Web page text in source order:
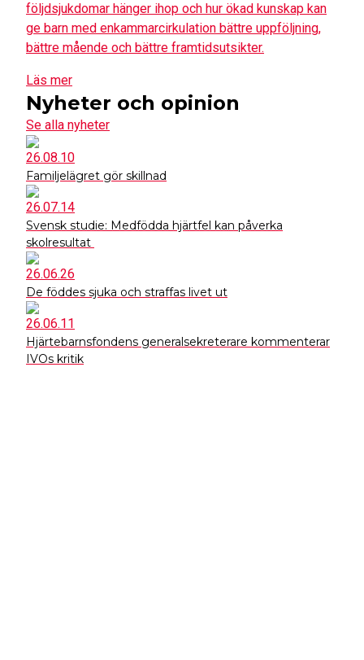
följdsjukdomar hänger ihop och hur ökad kunskap kan
ge barn med enkammarcirkulation bättre uppföljning,
bättre mående och bättre framtidsutsikter.
Läs mer
Nyheter och opinion
Se alla nyheter
26.08.10
Familjelägret gör skillnad
26.07.14
Svensk studie: Medfödda hjärtfel kan påverka
skolresultat
26.06.26
De föddes sjuka och straffas livet ut
26.06.11
Hjärtebarnsfondens generalsekreterare kommenterar
IVOs kritik